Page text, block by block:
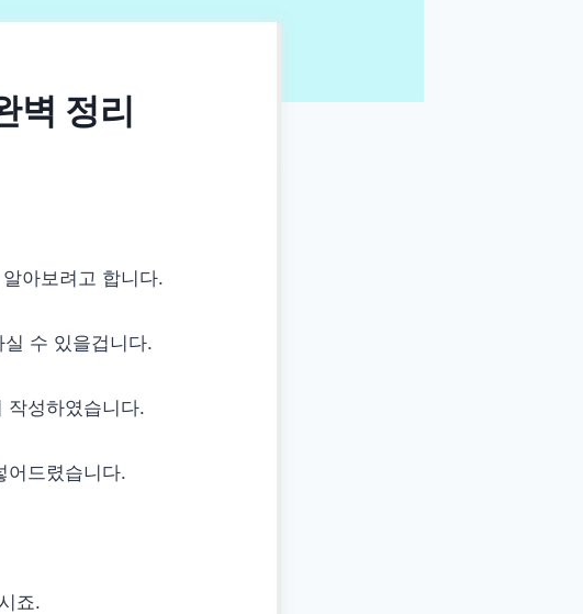
벽 정리
아보려고 합니다.
수 있을겁니다.
작성하였습니다.
어드렸습니다.
죠.